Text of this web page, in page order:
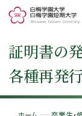
証明書の
各種再発行